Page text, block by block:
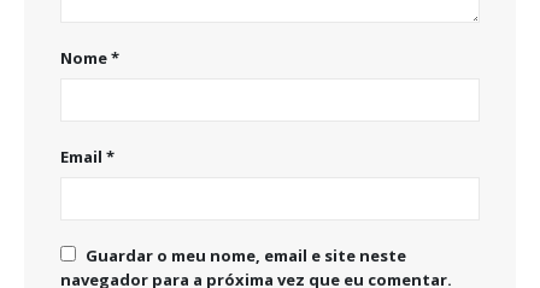
Nome*
Email *
Guardar o meu nome, email e site neste
navegador para a próxima vez que eu comentar.